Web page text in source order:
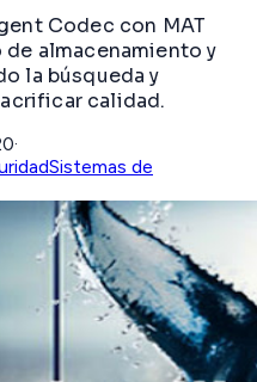
Codec con MAT
almacenamiento y
la búsqueda y
calidad.
·
Sistemas de